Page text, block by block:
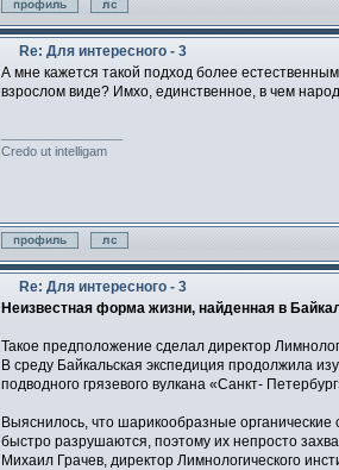
Профиль
Отправить личное
Re: Для интересного - 3
А мне кажется такой подход более
взрослом виде? Имхо, единственное, в чем
Credo ut intelligam
Профиль
Отправить личное
Re: Для интересного - 3
Неизвестная форма жизни, найденная в
Такое предположение сделал директор
В среду Байкальская экспедиция продолжила
подводного грязевого вулкана «Санкт-
Выяснилось, что шарикообразные
быстро разрушаются, поэтому их непросто
Михаил Грачев, директор Лимнологического